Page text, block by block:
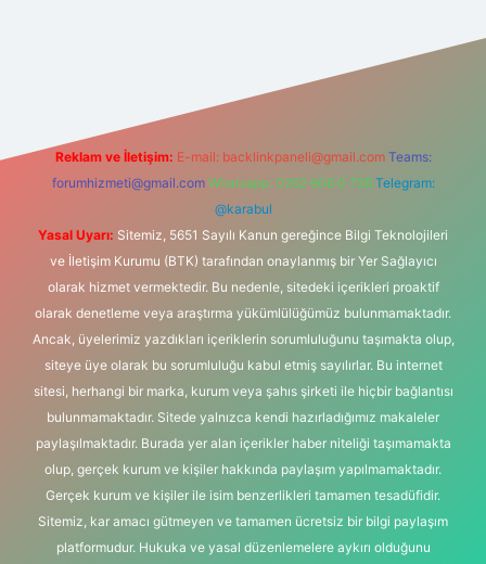
Reklam ve İletişim: E-mail: backlinkpaneli@gmail.com Teams:
forumhizmeti@gmail.com Whatsapp: 0262 606 0 726 Telegram:
@karabul
Yasal Uyarı: Sitemiz, 5651 Sayılı Kanun gereğince Bilgi Teknolojileri
ve İletişim Kurumu (BTK) tarafından onaylanmış bir Yer Sağlayıcı
olarak hizmet vermektedir. Bu nedenle, sitedeki içerikleri proaktif
olarak denetleme veya araştırma yükümlülüğümüz bulunmamaktadır.
Ancak, üyelerimiz yazdıkları içeriklerin sorumluluğunu taşımakta olup,
siteye üye olarak bu sorumluluğu kabul etmiş sayılırlar. Bu internet
sitesi, herhangi bir marka, kurum veya şahıs şirketi ile hiçbir bağlantısı
bulunmamaktadır. Sitede yalnızca kendi hazırladığımız makaleler
paylaşılmaktadır. Burada yer alan içerikler haber niteliği taşımamakta
olup, gerçek kurum ve kişiler hakkında paylaşım yapılmamaktadır.
Gerçek kurum ve kişiler ile isim benzerlikleri tamamen tesadüfidir.
Sitemiz, kar amacı gütmeyen ve tamamen ücretsiz bir bilgi paylaşım
platformudur. Hukuka ve yasal düzenlemelere aykırı olduğunu